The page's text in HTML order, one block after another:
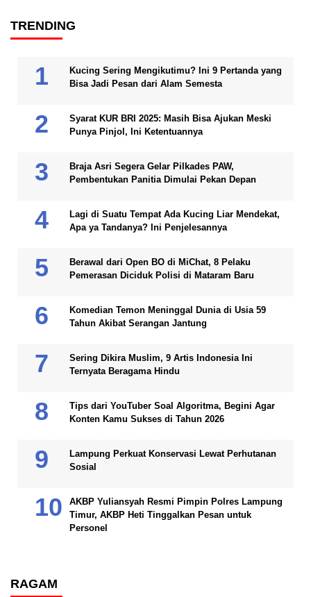
TRENDING
Kucing Sering Mengikutimu? Ini 9 Pertanda yang
Bisa Jadi Pesan dari Alam Semesta
Syarat KUR BRI 2025: Masih Bisa Ajukan Meski
Punya Pinjol, Ini Ketentuannya
Braja Asri Segera Gelar Pilkades PAW,
Pembentukan Panitia Dimulai Pekan Depan
Lagi di Suatu Tempat Ada Kucing Liar Mendekat,
Apa ya Tandanya? Ini Penjelesannya
Berawal dari Open BO di MiChat, 8 Pelaku
Pemerasan Diciduk Polisi di Mataram Baru
Komedian Temon Meninggal Dunia di Usia 59
Tahun Akibat Serangan Jantung
Sering Dikira Muslim, 9 Artis Indonesia Ini
Ternyata Beragama Hindu
Tips dari YouTuber Soal Algoritma, Begini Agar
Konten Kamu Sukses di Tahun 2026
Lampung Perkuat Konservasi Lewat Perhutanan
Sosial
AKBP Yuliansyah Resmi Pimpin Polres Lampung
Timur, AKBP Heti Tinggalkan Pesan untuk
Personel
RAGAM